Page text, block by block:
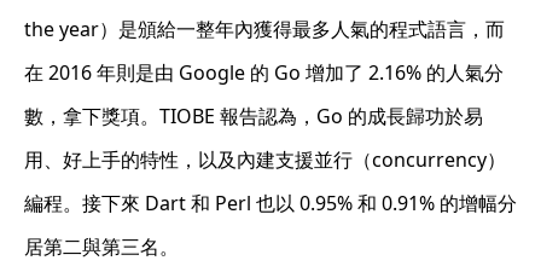
the year）是頒給一整年內獲得最多人氣的程式語言，而
在 2016 年則是由 Google 的 Go 增加了 2.16% 的人氣分
數，拿下獎項。TIOBE 報告認為，Go 的成長歸功於易
用、好上手的特性，以及內建支援並行（concurrency）
編程。接下來 Dart 和 Perl 也以 0.95% 和 0.91% 的增幅分
居第二與第三名。